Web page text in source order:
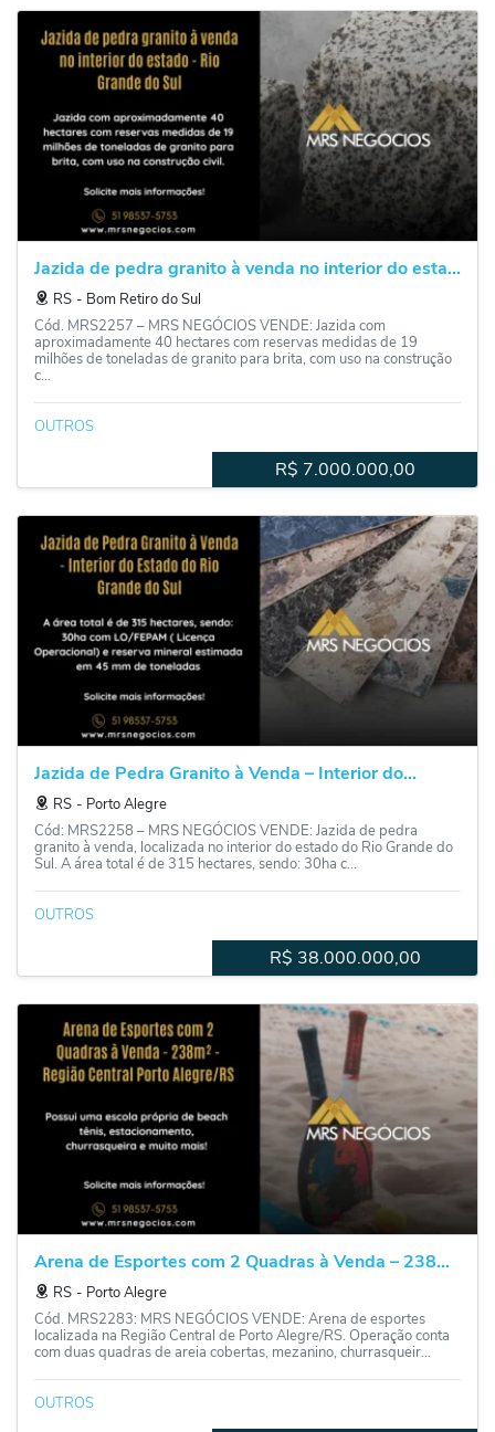
Jazida de pedra granito à venda no interior do esta...
RS ‐ Bom Retiro do Sul
Cód. MRS2257 – MRS NEGÓCIOS VENDE: Jazida com
aproximadamente 40 hectares com reservas medidas de 19
milhões de toneladas de granito para brita, com uso na construção
c...
OUTROS
R$ 7.000.000,00
Jazida de Pedra Granito à Venda – Interior do...
RS ‐ Porto Alegre
Cód: MRS2258 – MRS NEGÓCIOS VENDE: Jazida de pedra
granito à venda, localizada no interior do estado do Rio Grande do
Sul. A área total é de 315 hectares, sendo: 30ha c...
OUTROS
R$ 38.000.000,00
Arena de Esportes com 2 Quadras à Venda – 238...
RS ‐ Porto Alegre
Cód. MRS2283: MRS NEGÓCIOS VENDE: Arena de esportes
localizada na Região Central de Porto Alegre/RS. Operação conta
com duas quadras de areia cobertas, mezanino, churrasqueir...
OUTROS